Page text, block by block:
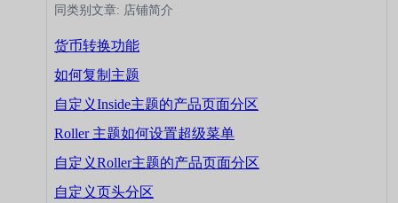
同类别文章: 店铺简介
货币转换功能
如何复制主题
自定义Inside主题的产品页面分区
Roller 主题如何设置超级菜单
自定义Roller主题的产品页面分区
自定义页头分区